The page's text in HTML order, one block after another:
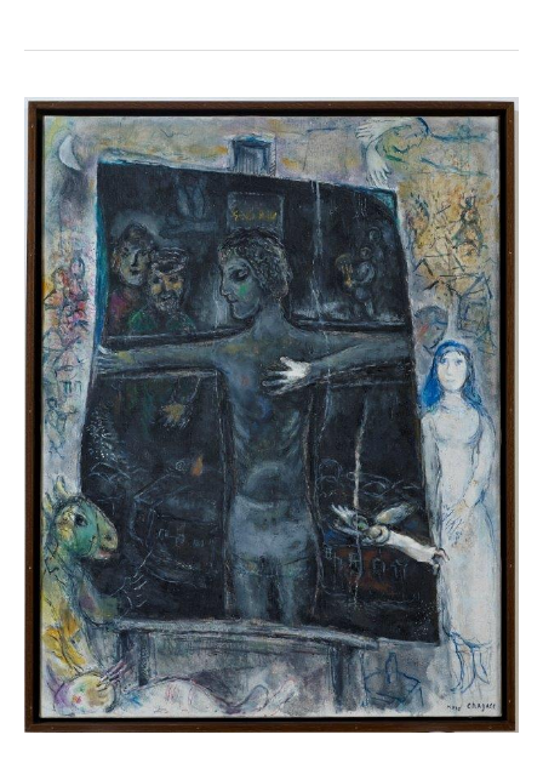
Marc
Chagall,
Devant
tableau,
1968-
1971